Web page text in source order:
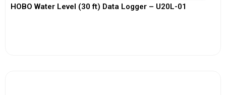
HOBO Water Level (30 ft) Data Logger – U20L-01